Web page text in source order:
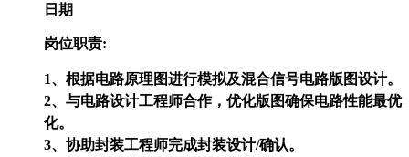
日期
岗位职责:
1、根据电路原理图进行模拟及混合信号电路版图设计。
2、与电路设计工程师合作，优化版图确保电路性能最优
化。
3、协助封装工程师完成封装设计/确认。